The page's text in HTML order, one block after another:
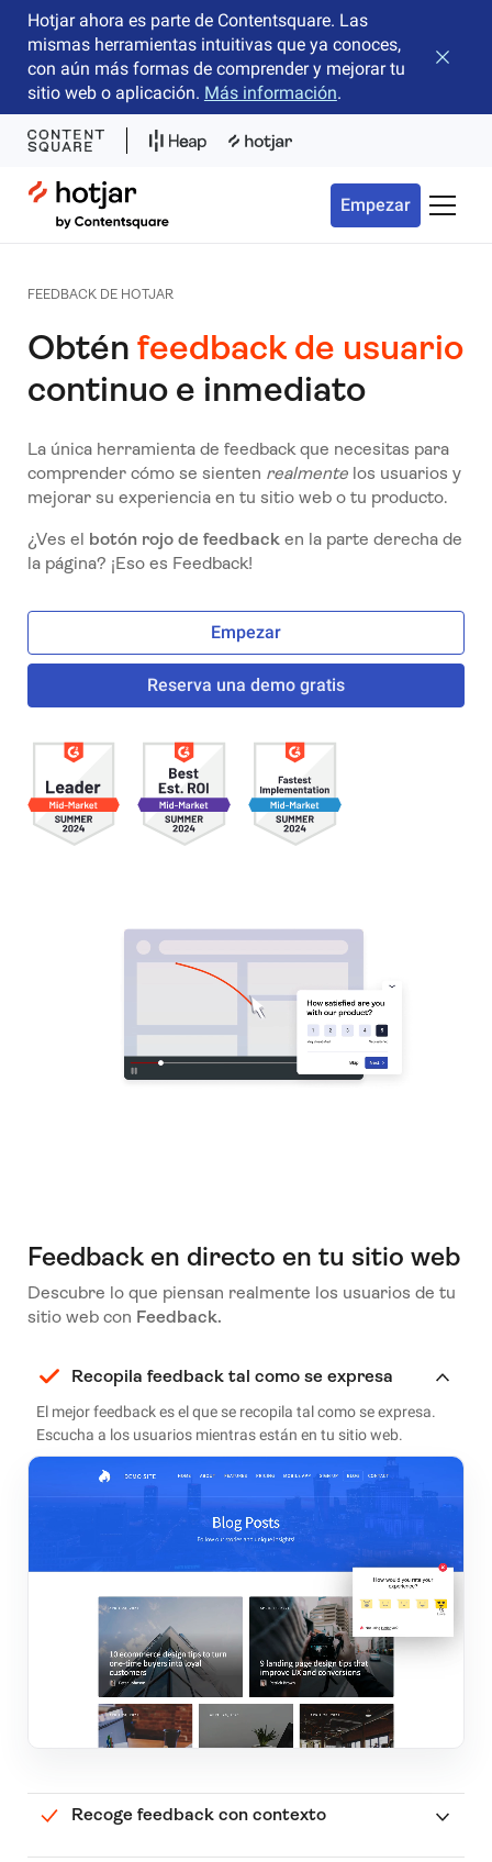
Hotjar ahora es parte de Contentsquare. Las
mismas herramientas intuitivas que ya conoces,
con aún más formas de comprender y mejorar tu
sitio web o aplicación. Más información.
Cerrar
Hotjar Logo
Empezar Menú
FEEDBACK DE HOTJAR
Obtén feedback de usuario
continuo e inmediato
La única herramienta de feedback que necesitas para
comprender cómo se sienten realmentelos usuarios y
mejorar su experiencia en tu sitio web o tu producto.
¿Ves el botón rojo de feedbacken la parte derecha de
la página? ¡Eso es Feedback!
Empezar
Reserva una demo gratis
Feedback en directo en tu sitio web
Descubre lo que piensan realmente los usuarios de tu
sitio web con Feedback.
Recopila feedback tal como se expresa
El mejor feedback es el que se recopila tal como se expresa.
Escucha a los usuarios mientras están en tu sitio web.
Recoge feedback con contexto